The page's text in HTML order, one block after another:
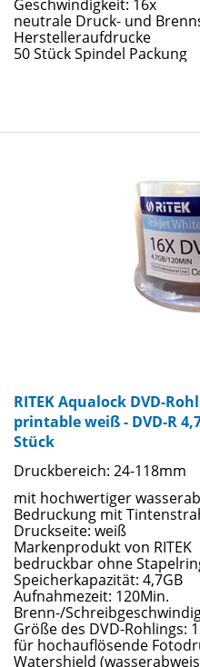
Geschwindigkeit: 16x
neutrale Druck- und
Herstelleraufdrucke
50 Stück Spindel Packung
RITEK Aqualock DVD-
printable weiß - DVD-R
Stück
Druckbereich: 24-118mm
mit hochwertiger
Bedruckung mit
Druckseite: weiß
Markenprodukt von RITEK
bedruckbar ohne
Speicherkapazität: 4,7GB
Aufnahmezeit: 120Min.
Brenn-/
Größe des DVD-Rohlings:
für hochauflösende
Watershield